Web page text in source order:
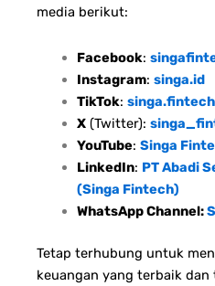
media berikut:
Facebook:
Instagram: singa.id
TikTok: singa.fintech
X(Twitter):
YouTube: Singa
LinkedIn: PT Abadi
(Singa Fintech)
WhatsApp Channel:
Tetap terhubung untuk
keuangan yang terbaik